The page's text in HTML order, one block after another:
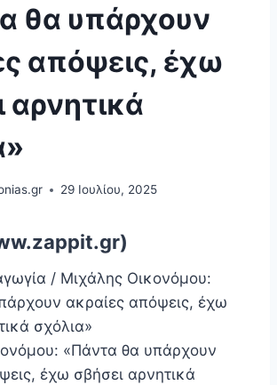
θα υπάρχουν
απόψεις, έχω
αρνητικά
29 Ιουλίου, 2025
/ Μιχάλης Οικονόμου:
ακραίες απόψεις, έχω
σχόλια»
«Πάντα θα υπάρχουν
έχω σβήσει αρνητικά